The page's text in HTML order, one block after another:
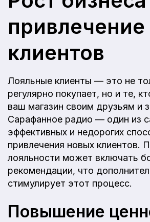
клиентов
Лояльные клиенты — это не
регулярно покупает, но и те,
ваш магазин своим друзьям и
Сарафанное радио — один из
эффективных и недорогих
привлечения новых клиентов.
лояльности может включать
рекомендации, что
стимулирует этот процесс.
Повышение